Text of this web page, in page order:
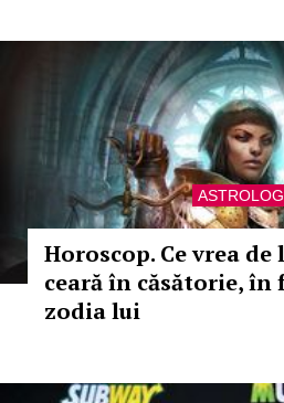
Horoscop. Ce vrea
ceară în căsătorie, în
zodia lui